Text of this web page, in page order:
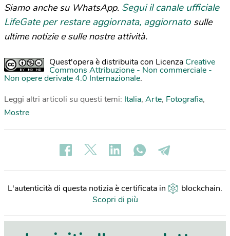
Siamo anche su WhatsApp. Segui il canale ufficiale
LifeGate per restare aggiornata, aggiornato sulle
ultime notizie e sulle nostre attività.
Quest'opera è distribuita con Licenza Creative
Commons Attribuzione - Non commerciale -
Non opere derivate 4.0 Internazionale.
Leggi altri articoli su questi temi: Italia, Arte, Fotografia,
Mostre
L'autenticità di questa notizia è certificata in blockchain.
Scopri di più